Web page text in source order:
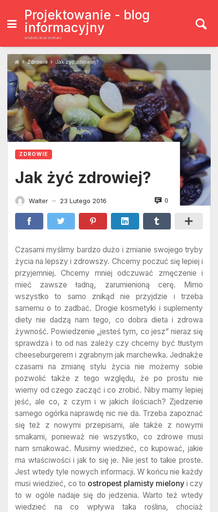
content
Projektowanie - blog
informacyjny
artykuły do przedruku
Zdrowie Jak żyć zdrowiej?
ZDROWIE
Jak żyć zdrowiej?
Walter — 23 Lutego 2016 0
Czasami myślimy bardzo dużo i zmianie swojego tryby
życia na lepszy i zdrowszy. Chcemy poczuć się lepiej i
przyjemniej. Chcemy mniej odczuwać zmęczenie i
mieć zawsze ładną, zarumienioną cerę. Mimo
wszystko to samo znikąd nie przyjdzie i trzeba
samemu o to zadbać. Drogie kosmetyki i suplementy
diety nie dadzą nam tego, co dobra dieta i zdrowa
żywność. Powiedzenie „jesteś tym, co jesz” nieraz się
sprawdza i to od nas zależy czy chcemy być tłustym
cheeseburgerem i zgrabnym jak marchewka. Jednakże
czasami na zmianę stylu życia nie możemy sobie
pozwolić także z tego względu, że po prostu nie
wiemy od czego zacząć i co zrobić. Niby mamy lepiej
jeść, ale co, z czym i w jakich ilościach? Zjedzenie
samego ogórka naprawdę nic nie da. Trzeba zapoznać
się też z nowymi przepisami, ale także z nowymi
smakami, ponieważ nie wszystko, co zdrowe musi
nam smakować. Musimy wiedzieć, co kupować, jakie
ma właściwości i jak to się je. Nie jest to takie proste.
Jest wtedy tyle nowych informacji. W końcu nie każdy
musi wiedzieć, co to ostropest plamisty mielony i czy
to w ogóle nadaje się do jedzenia. Warto też wtedy
wiedzieć na co wpływa taka roślina, chociaż